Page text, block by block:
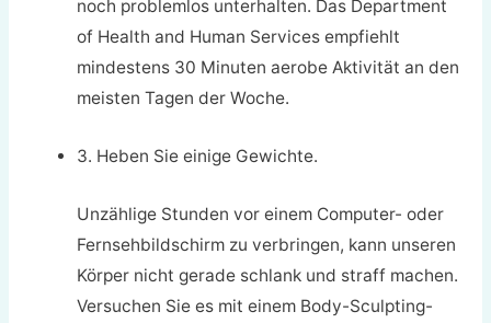
noch problemlos unterhalten. Das Department
of Health and Human Services empfiehlt
mindestens 30 Minuten aerobe Aktivität an den
meisten Tagen der Woche.
3. Heben Sie einige Gewichte.
Unzählige Stunden vor einem Computer- oder
Fernsehbildschirm zu verbringen, kann unseren
Körper nicht gerade schlank und straff machen.
Versuchen Sie es mit einem Body-Sculpting-